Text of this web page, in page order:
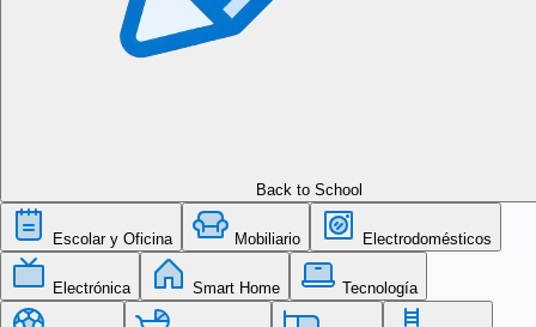
Back to School
Escolar y Oficina Mobiliario Electrodomésticos
Electrónica Smart Home Tecnología